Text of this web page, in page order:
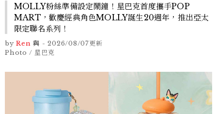
MOLLY粉絲準備設定鬧鐘！星巴克首度攜手POP
MART，歡慶經典角色MOLLY誕生20週年，推出亞太
限定聯名系列！
by Ren與 -2026/08/07更新
Photo / 星巴克